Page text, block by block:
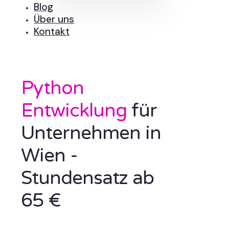
Blog
Über uns
Kontakt
Python
Entwicklung für
Unternehmen in
Wien -
Stundensatz ab
65 €